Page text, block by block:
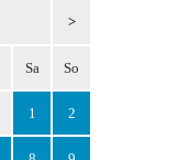
>
Sa So
1 2